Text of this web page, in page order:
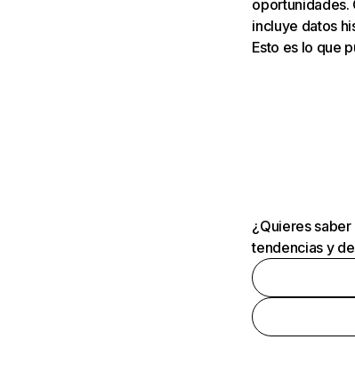
oportunidades.
incluye datos
Esto es lo que
¿Quieres
tendencias y